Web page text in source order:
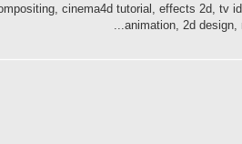
cinema4d tutorial, effects 2d, tv
animation, 2d design,